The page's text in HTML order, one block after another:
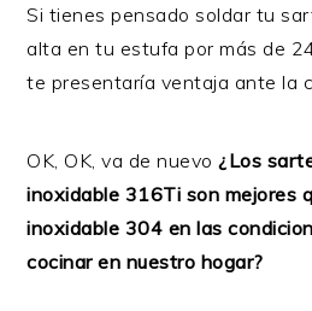
Si tienes pensado soldar tu
alta en tu estufa por más de
te presentaría ventaja ante la
OK, OK, va de nuevo¿Los
inoxidable 316Ti son mejores
inoxidable 304 en las
cocinar en nuestro hogar?